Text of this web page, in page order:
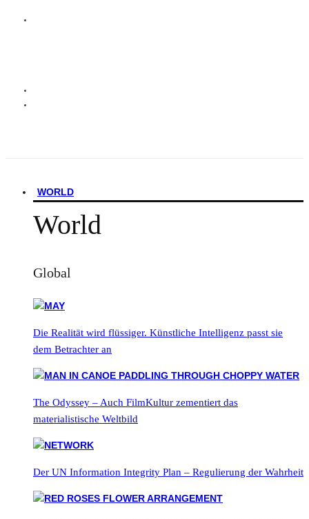
WORLD
World
Global
Die Realität wird flüssiger. Künstliche Intelligenz passt sie
dem Betrachter an
The Odyssey – Auch FilmKultur zementiert das
materialistische Weltbild
Der UN Information Integrity Plan – Regulierung der Wahrheit